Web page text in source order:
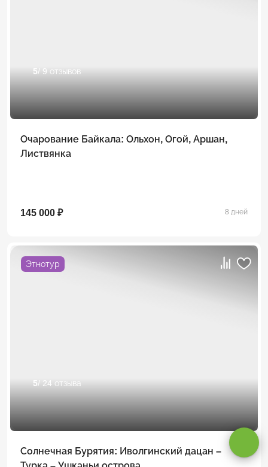
5/ 9 отзывов
Очарование Байкала: Ольхон, Огой, Аршан,
Листвянка
145 000 ₽ 8 дней
Этнотур
5/ 24 отзыва
Солнечная Бурятия: Иволгинский дацан –
Принимаю